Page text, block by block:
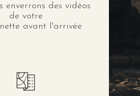
enverrons des vidéos
de votre
avant l'arrivée